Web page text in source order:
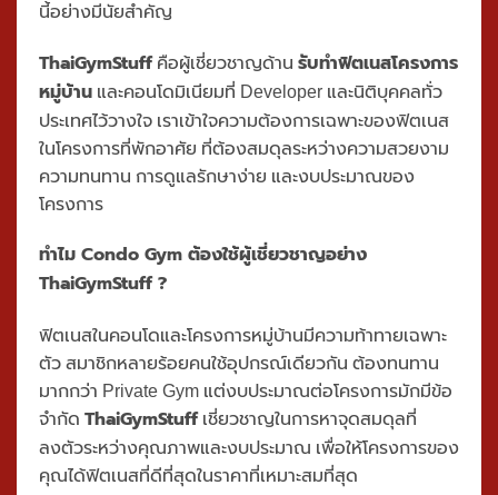
นี้อย่างมีนัยสำคัญ
ThaiGymStuffคือผู้เชี่ยวชาญด้าน รับทำฟิตเนสโครงการ
หมู่บ้าน และคอนโดมิเนียมที่ Developer และนิติบุคคลทั่ว
ประเทศไว้วางใจ เราเข้าใจความต้องการเฉพาะของฟิตเนส
ในโครงการที่พักอาศัย ที่ต้องสมดุลระหว่างความสวยงาม
ความทนทาน การดูแลรักษาง่าย และงบประมาณของ
โครงการ
ทำไม Condo Gym ต้องใช้ผู้เชี่ยวชาญอย่าง
ThaiGymStuff ?
ฟิตเนสในคอนโดและโครงการหมู่บ้านมีความท้าทายเฉพาะ
ตัว สมาชิกหลายร้อยคนใช้อุปกรณ์เดียวกัน ต้องทนทาน
มากกว่า Private Gym แต่งบประมาณต่อโครงการมักมีข้อ
จำกัด ThaiGymStuffเชี่ยวชาญในการหาจุดสมดุลที่
ลงตัวระหว่างคุณภาพและงบประมาณ เพื่อให้โครงการของ
คุณได้ฟิตเนสที่ดีที่สุดในราคาที่เหมาะสมที่สุด